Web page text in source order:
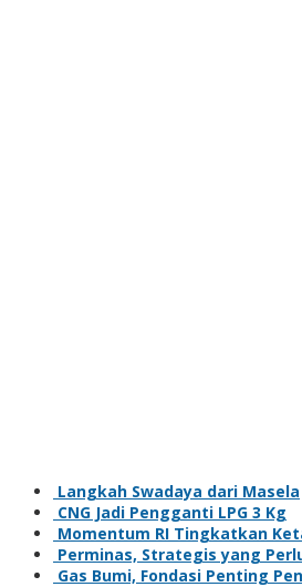
Langkah Swadaya dari Masela
CNG Jadi Pengganti LPG 3 Kg
Momentum RI Tingkatkan
Perminas, Strategis yang
Gas Bumi, Fondasi Penting